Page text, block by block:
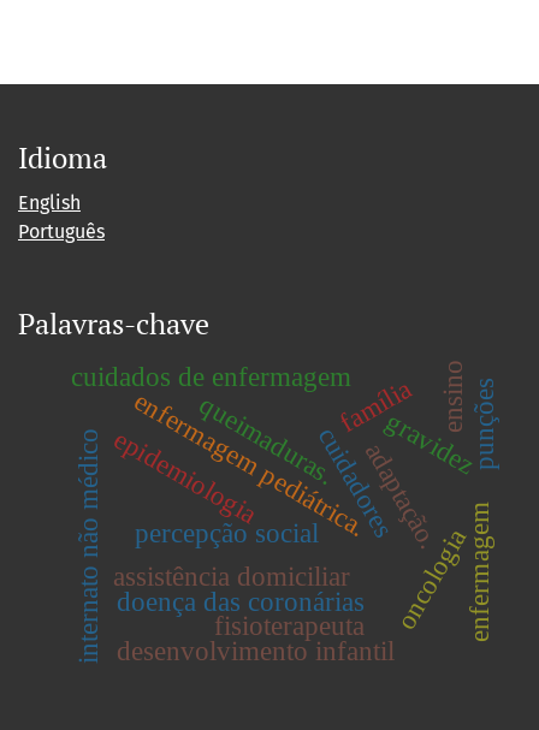
Idioma
English
Português
Palavras-chave
assistência domiciliar
cuidadores
enfermagem pediátrica.
oncologia
cuidados de enfermagem
adaptação.
família
enfermagem
internato não médico percepção social
gravidez
desenvolvimento infantil
punções
doença das coronárias
epidemiologiaqueimaduras.
fisioterapeuta
ensino